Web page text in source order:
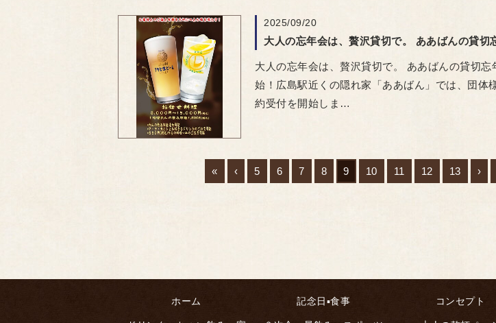
2025/09/20
大人の忘年会は、贅沢貸切で。 ああばんの貸切忘
始！ ​広島駅近くの隠れ家「ああばん」では、団体
約受付を開始しま…
« ‹ 5 6 7 8 9 10 11 12 13 ›
ホーム 記念日▪食事 コンセプト